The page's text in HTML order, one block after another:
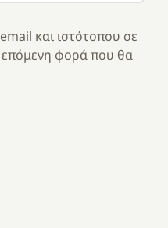
και ιστότοπου σε
επόμενη φορά που θα